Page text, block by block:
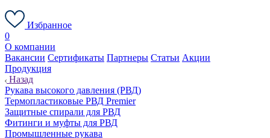
Избранное
0
О компании
Вакансии Сертификаты Партнеры Статьи Акции
Продукция
Назад
Рукава высокого давления (РВД)
Термопластиковые РВД Premier
Защитные спирали для РВД
Фитинги и муфты для РВД
Промышленные рукава